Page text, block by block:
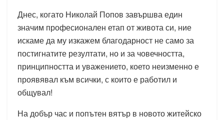
Днес, когато Николай Попов завършва един
значим професионален етап от живота си, ние
искаме да му изкажем благодарност не само за
постигнатите резултати, но и за човечността,
принципността и уважението, което неизменно е
проявявал към всички, с които е работил и
общувал!
На добър час и попътен вятър в новото житейско